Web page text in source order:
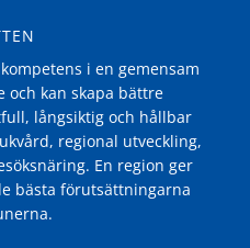
i en gemensam
och kan skapa bättre
långsiktig och hållbar
regional utveckling,
En region ger
bästa förutsättningarna